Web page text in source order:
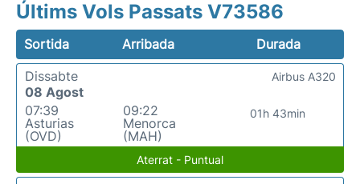
Últims Vols Passats V73586
Sortida Arribada
Durada
Dissabte
08 Agost
07:39
Asturias
(OVD)
09:22
Menorca
(MAH)
01h 43min
Airbus A320
Aterrat - Puntual